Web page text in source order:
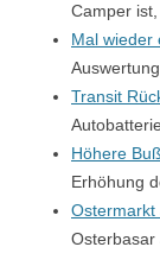
Camper
Mal wieder
Transit
Höhere
Erhöhung
Ostermarkt